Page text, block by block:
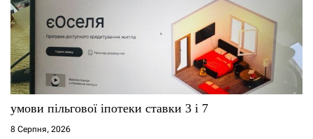
умови пільгової іпотеки ставки 3 і 7
8 Серпня, 2026